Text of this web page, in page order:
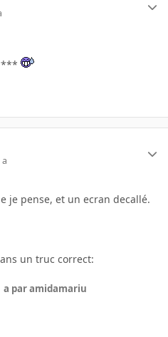
je pense, et un ecran decallé.
un truc correct:
a par amidamariu